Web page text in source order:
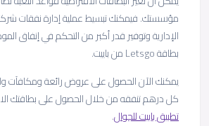
مؤسستك. فيمكنك تبسيط عملية إدارة نفقات
الإدارية وتوفير قدر أكبر من التحكم في إنفاق
بطاقة Letsgo من باييت.
يمكنك الآن الحصول على عروض رائعة ومكافآت
كل درهم تنفقه من خلال الحصول على بطاقتك
تطبيق باييت للجوال.